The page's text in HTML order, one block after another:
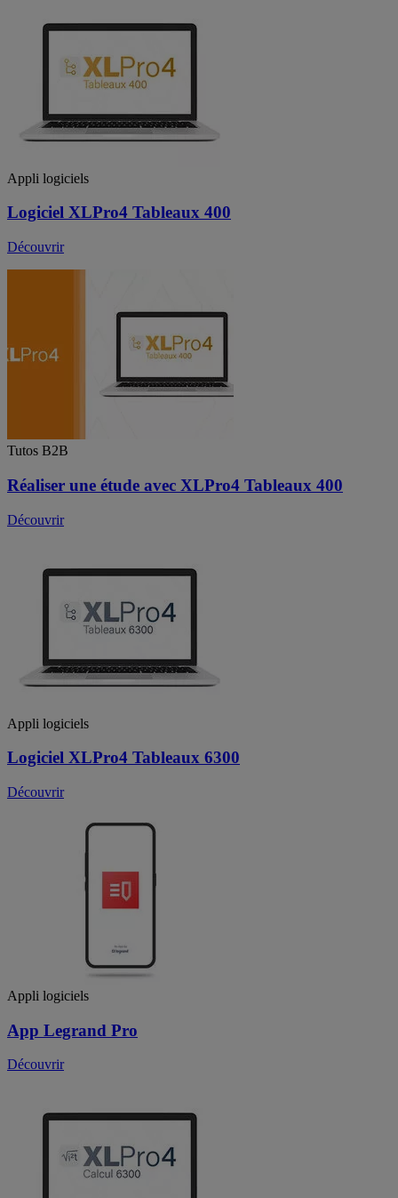
Appli logiciels
Logiciel XLPro4 Tableaux 400
Découvrir
Tutos B2B
Réaliser une étude avec XLPro4 Tableaux 400
Découvrir
Appli logiciels
Logiciel XLPro4 Tableaux 6300
Découvrir
Appli logiciels
App Legrand Pro
Découvrir